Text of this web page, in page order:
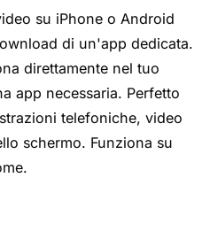
su iPhone o Android
di un'app dedicata.
direttamente nel tuo
app necessaria. Perfetto
telefoniche, video
schermo. Funziona su